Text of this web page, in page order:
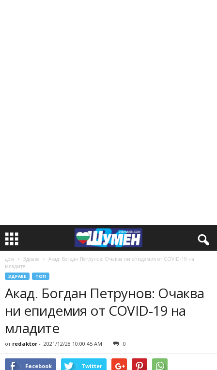
дом Здраве
Акад. Богдан Петрунов: Очаква ни епидемия от COVID-19 на
младите
ЗДРАВЕ ТОП
Акад. Богдан Петрунов: Очаква
ни епидемия от COVID-19 на
младите
от redaktor - 2021/12/28 10:00:45 AM 0
Facebook Twitter